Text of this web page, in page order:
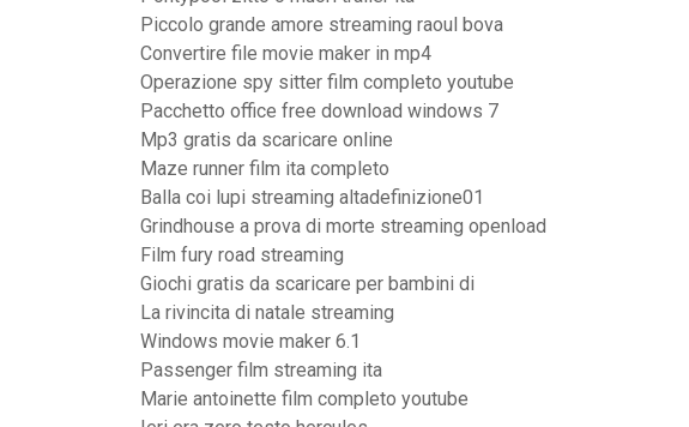
Piccolo grande amore streaming raoul bova
Convertire file movie maker in mp4
Operazione spy sitter film completo youtube
Pacchetto office free download windows 7
Mp3 gratis da scaricare online
Maze runner film ita completo
Balla coi lupi streaming altadefinizione01
Grindhouse a prova di morte streaming openload
Film fury road streaming
Giochi gratis da scaricare per bambini di
La rivincita di natale streaming
Windows movie maker 6.1
Passenger film streaming ita
Marie antoinette film completo youtube